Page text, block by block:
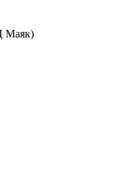
Маяк)